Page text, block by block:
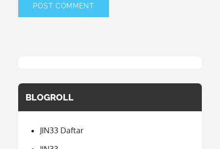
BLOGROLL
JIN33 Daftar